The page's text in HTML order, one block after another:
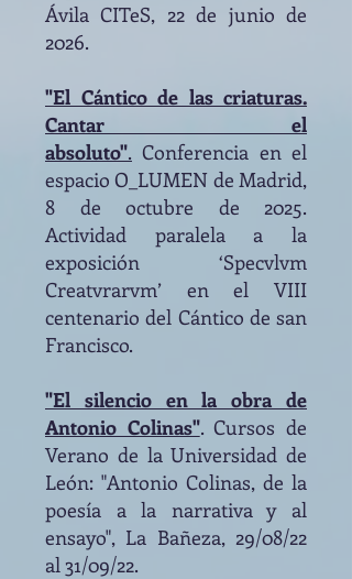
Ávila CITeS, 22 de junio de
2026.
"El Cántico de las criaturas.
Cantar el
absoluto". Conferencia en el
espacio O_LUMEN de Madrid,
8 de octubre de 2025.
Actividad paralela a la
exposición ‘Specvlvm
Creatvrarvm’ en el VIII
centenario del Cántico de san
Francisco.
"El silencio en la obra de
Antonio Colinas". Cursos de
Verano de la Universidad de
León: "Antonio Colinas, de la
poesía a la narrativa y al
ensayo", La Bañeza, 29/08/22
al 31/09/22.